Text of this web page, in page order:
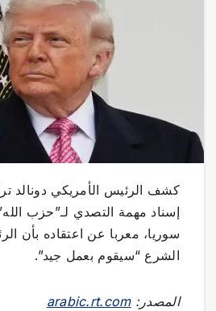
كشف الرئيس الأمريكي دونالد
إسناد مهمة التصدي لـ”حزب
سوريا، معربا عن اعتقاده بأن
الشرع “سيقوم بعمل جيد”.
المصدر:arabic.rt.com